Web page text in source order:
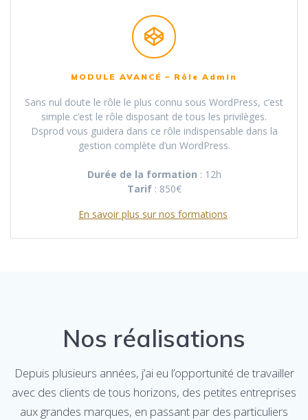
MODULE AVANCÉ – Rôle Admin
Sans nul doute le rôle le plus connu sous WordPress, c’est
simple c’est le rôle disposant de tous les privilèges.
Dsprod vous guidera dans ce rôle indispensable dans la
gestion complète d’un WordPress.
Durée de la formation : 12h
Tarif : 850€
En savoir plus sur nos formations
Nos réalisations
Depuis plusieurs années, j’ai eu l’opportunité de travailler
avec des clients de tous horizons, des petites entreprises
aux grandes marques, en passant par des particuliers